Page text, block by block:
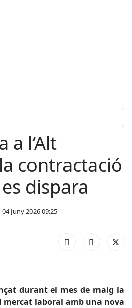
a l’Alt
contractació
dispara
04 Juny 2026 09:25
durant el mes de maig la
laboral amb una nova